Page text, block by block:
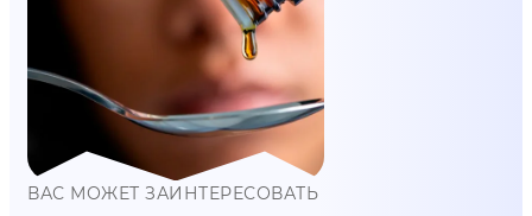
ВАС МОЖЕТ ЗАИНТЕРЕСОВАТЬ